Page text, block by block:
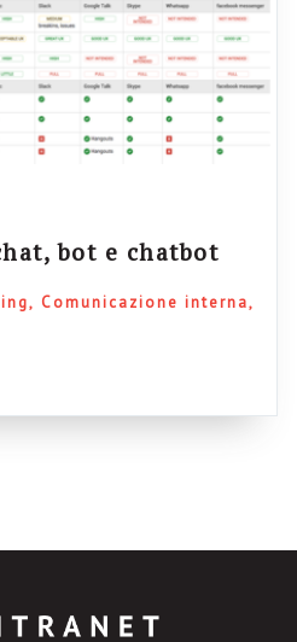
bot e chatbot
Comunicazione interna